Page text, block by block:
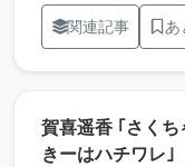
関連記事
あ
賀喜遥香 ｢さく
きーはハチワレ｣